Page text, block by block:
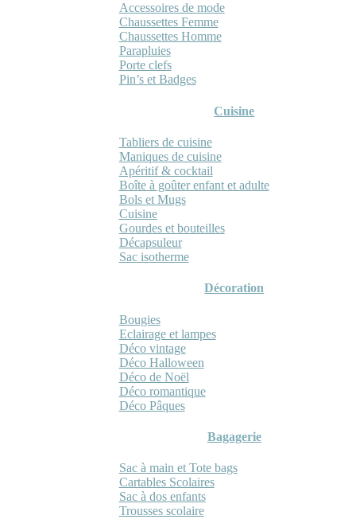
Accessoires de mode
Chaussettes Femme
Chaussettes Homme
Parapluies
Porte clefs
Pin’s et Badges
Cuisine
Tabliers de cuisine
Maniques de cuisine
Apéritif & cocktail
Boîte à goûter enfant et adulte
Bols et Mugs
Cuisine
Gourdes et bouteilles
Décapsuleur
Sac isotherme
Décoration
Bougies
Eclairage et lampes
Déco vintage
Déco Halloween
Déco de Noël
Déco romantique
Déco Pâques
Bagagerie
Sac à main et Tote bags
Cartables Scolaires
Sac à dos enfants
Trousses scolaire